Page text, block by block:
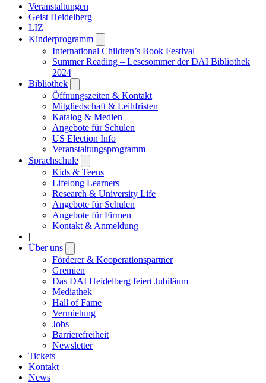
Veranstaltungen
Geist Heidelberg
LIZ
Kinderprogramm
submenu
International Children’s Book Festival
Summer Reading – Lesesommer der DAI Bibliothek
2024
Bibliothek
submenu
Öffnungszeiten & Kontakt
Mitgliedschaft & Leihfristen
Katalog & Medien
Angebote für Schulen
US Election Info
Veranstaltungsprogramm
Sprachschule
submenu
Kids & Teens
Lifelong Learners
Research & University Life
Angebote für Schulen
Angebote für Firmen
Kontakt & Anmeldung
|
Über uns
submenu
Förderer & Kooperationspartner
Gremien
Das DAI Heidelberg feiert Jubiläum
Mediathek
Hall of Fame
Vermietung
Jobs
Barrierefreiheit
Newsletter
Tickets
Kontakt
News